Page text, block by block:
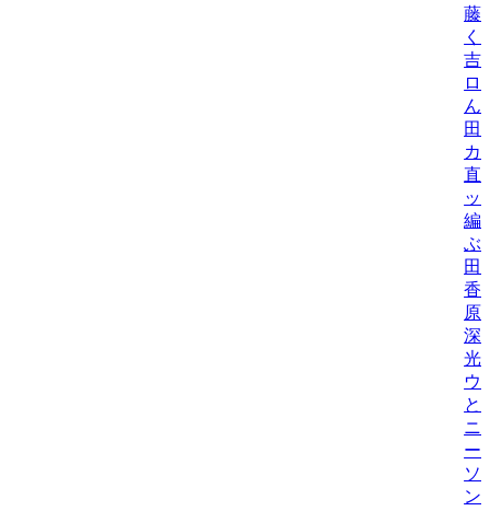
藤
く
吉
ロ
ん
田
カ
直
ッ
編
ぶ/
田
香
原
深
光/
ウ
と
ニ
ー
ソ
ン